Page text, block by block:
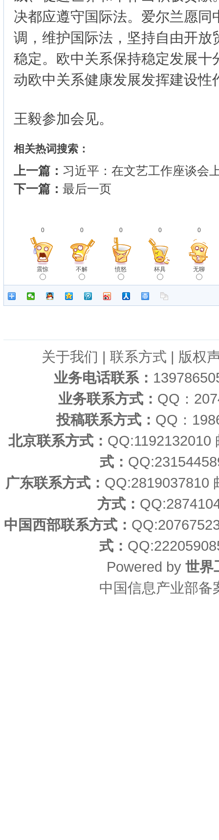
决都应遵守国际法。爱尔兰愿同
调，维护国际法，坚持自由开放
稳定。欧中关系保持稳定发展十
动欧中关系健康发展发挥建设性
王毅参加会见。
相关热词搜索：
上一篇： 习近平：在文艺工作座谈会
下一篇： 最后一页
0
震惊
0
不解
0
愤怒
0
杯具
0
无聊
关于我们 | 联系方式 | 版权
业务电话联系：
业务联系方式： QQ：
投稿联系方式： QQ：
北京联系方式：
式：
广东联系方式： QQ:2819037810
方式：
中国西部联系方式：
式：
Powered by 世界
中国信息产业部备